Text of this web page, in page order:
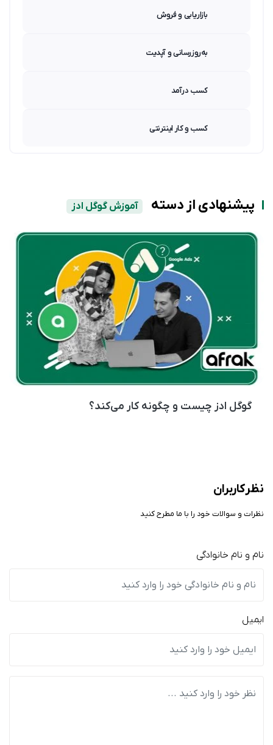
بازاریابی و فروش
به‌روزرسانی و آپدیت
کسب درآمد
کسب و کار اینترنتی
پیشنهادی از دسته آموزش گوگل ادز
گوگل ادز چیست و چگونه کار می‌کند؟
نظر کاربران
نظرات و سوالات خود را با ما مطرح کنید
نام و نام خانوادگی
ایمیل